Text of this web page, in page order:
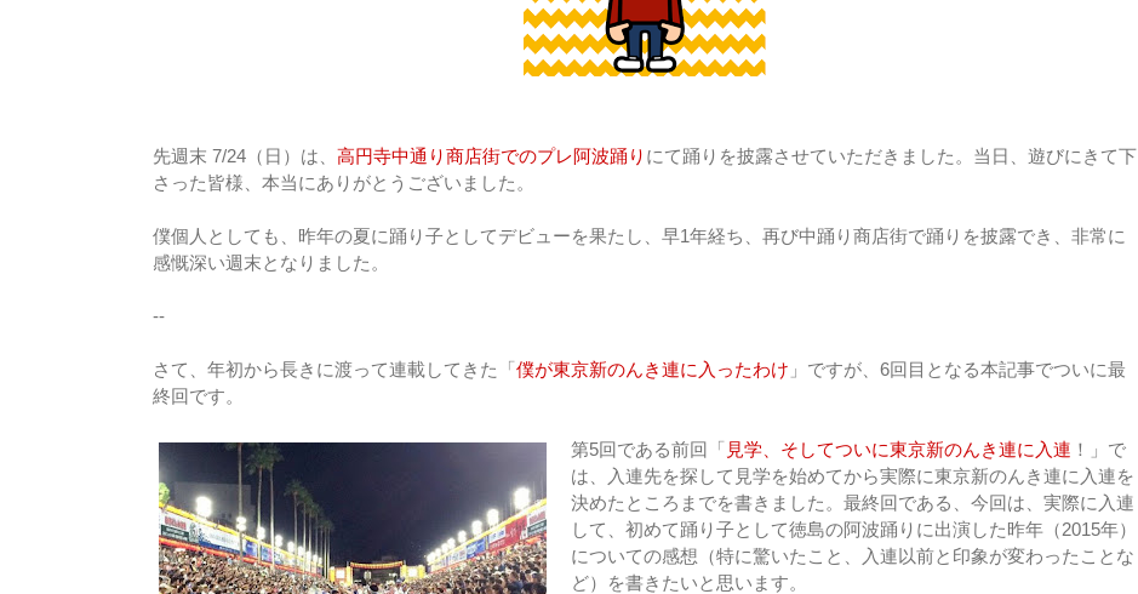
先週末 7/24（日）は、 高円寺中通り商店街でのプレ阿波踊り にて踊りを披露させていただきました。当日、遊びにきて下
さった皆様、本当にありがとうございました。
僕個人としても、昨年の夏に踊り子としてデビューを果たし、早1年経ち、再び中踊り商店街で踊りを披露でき、非常に
感慨深い週末となりました。
--
さて、年初から長きに渡って連載してきた「僕が東京新のんき連に入ったわけ 」ですが、6回目となる本記事でついに最
終回です。
第5回である前回「 見学、そしてついに東京新のんき連に入連 ！」で
は、入連先を探して見学を始めてから実際に東京新のんき連に入連を
決めたところまでを書きました。最終回である、今回は、実際に入連
して、初めて踊り子として徳島の阿波踊りに出演した昨年（2015年）
についての感想（特に驚いたこと、入連以前と印象が変わったことな
ど）を書きたいと思います。